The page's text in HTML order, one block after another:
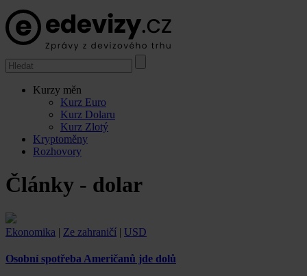
Kurzy měn
Kurz Euro
Kurz Dolaru
Kurz Zlotý
Kryptoměny
Rozhovory
Články - dolar
Ekonomika | Ze zahraničí | USD
Osobní spotřeba Američanů jde dolů